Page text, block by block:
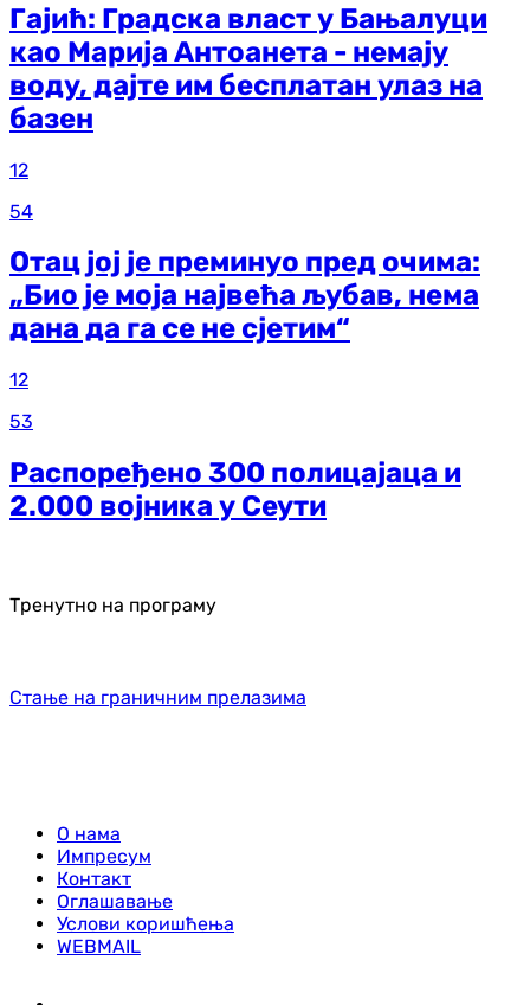
Гајић: Градска власт у Бањалуци
као Марија Антоанета - немају
воду, дајте им бесплатан улаз на
базен
12
54
Отац јој је преминуо пред очима:
„Био је моја највећа љубав, нема
дана да га се не сјетим“
12
53
Распоређено 300 полицајаца и
2.000 војника у Сеути
Тренутно на програму
Стање на граничним прелазима
О нама
Импресум
Контакт
Оглашавање
Услови коришћења
WEBMAIL